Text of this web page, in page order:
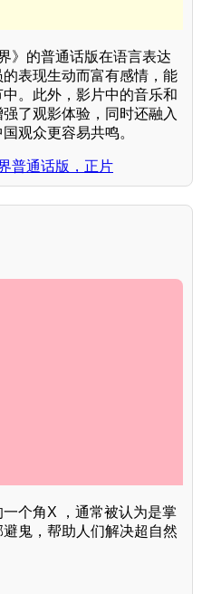
》的普通话版在语言表达
的表现生动而富有感情，能
。此外，影片中的音乐和
了观影体验，同时还融入
观众更容易共鸣。
普通话版，正片
个角X ，通常被认为是掌
鬼，帮助人们解决超自然